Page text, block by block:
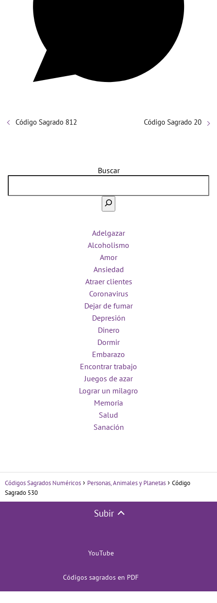
Código Sagrado 812 Código Sagrado 20
Buscar
Adelgazar
Alcoholismo
Amor
Ansiedad
Atraer clientes
Coronavirus
Dejar de fumar
Depresión
Dinero
Dormir
Embarazo
Encontrar trabajo
Juegos de azar
Lograr un milagro
Memoria
Salud
Sanación
Códigos Sagrados Numéricos Personas, Animales y Planetas
Código
Sagrado 530
Subir
YouTube
Códigos sagrados en PDF